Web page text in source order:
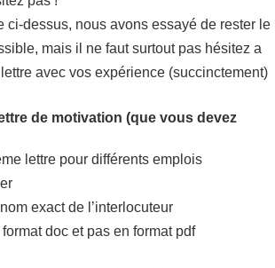
ci-dessus, nous avons essayé de rester le
mais il ne faut surtout pas hésitez a
avec vos expérience (succinctement)
de motivation (que vous devez
lettre pour différents emplois
exact de l’interlocuteur
doc et pas en format pdf